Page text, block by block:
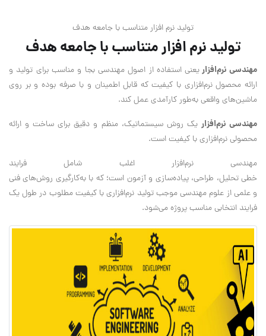
تولید نرم افزار متناسب با جامعه هدف
تولید نرم افزار متناسب با جامعه هدف
مهندسی نرم‌افزاریعنی استفاده از اصول مهندسی بجا و مناسب برای تولید و
ارائه محصول نرم‌افزاری با کیفیت که قابل اطمینان و با صرفه بوده و بر روی
ماشین‌های واقعی به‌طور کارآمدی عمل کند.
مهندسی نرم‌افزار یک روش سیستماتیک، منظم و دقیق برای ساخت و ارائه
محصولی نرم‌افزاری با کیفیت است.
مهندسی نرم‌افزار اغلب شامل فرایند
خطی تحلیل، طراحی، پیاده‌سازی و آزمون است؛ که با به‌کارگیری روش‌های فنی
و علمی از علوم مهندسی موجب تولید نرم‌افزاری با کیفیت مطلوب در طول یک
فرایند انتخابی مناسب پروژه می‌شود.